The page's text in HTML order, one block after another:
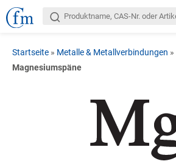
Startseite » Metalle & Metallverbindungen »
Magnesiumspäne